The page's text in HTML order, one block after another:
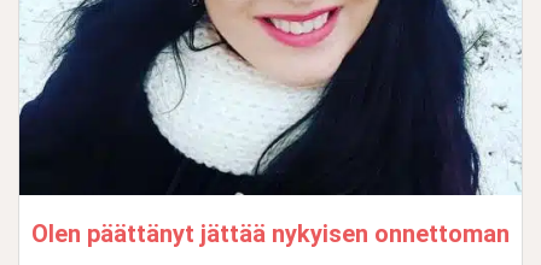
Olen päättänyt jättää nykyisen onnettoman